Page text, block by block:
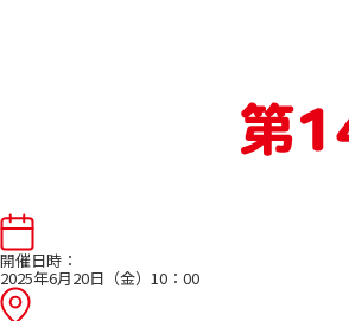
開催日時：
2025年6月20日（金）10：00